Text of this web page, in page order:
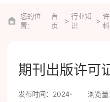
您的位
置：
首
页
行业知
识
科
期刊出版许可
发布时间：2024-
浏览量